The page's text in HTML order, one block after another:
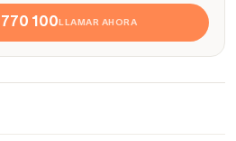
100LLAMAR AHORA